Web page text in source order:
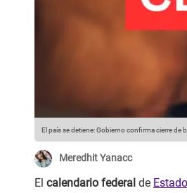
El país se detiene: Gobierno confirma cierre
Meredhit Yanacc
El calendario federal de